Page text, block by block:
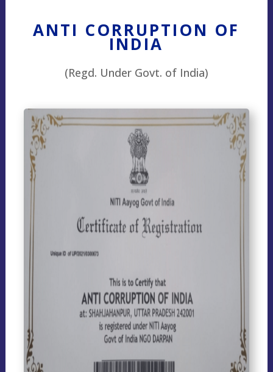
ANTI CORRUPTION OF
INDIA
(Regd. Under Govt. of India)